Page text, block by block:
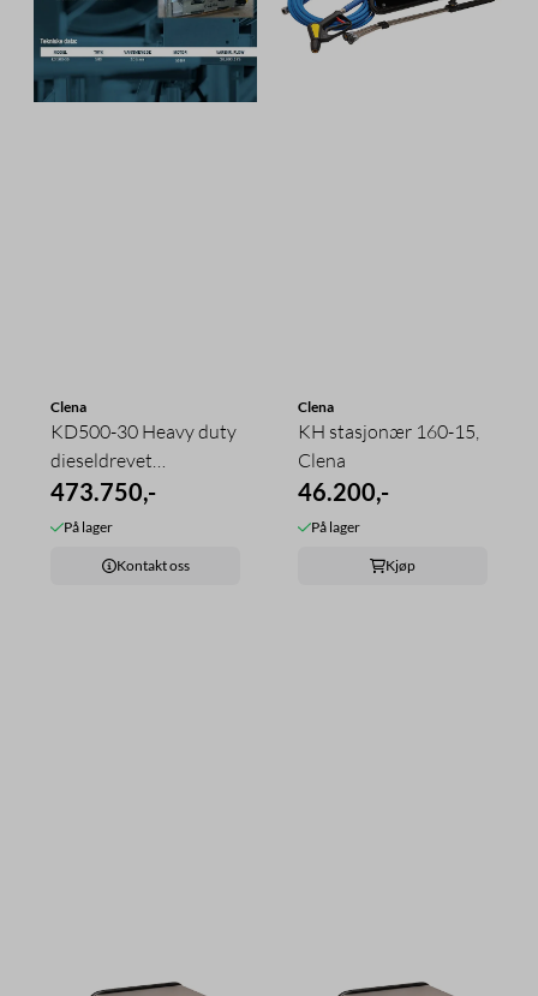
Clena
KD500-30 Heavy duty
dieseldrevet
høytrykksvasker
473.750,-
På lager
Kontakt oss
Clena
KH stasjonær 160-15,
Clena
46.200,-
På lager
Kjøp